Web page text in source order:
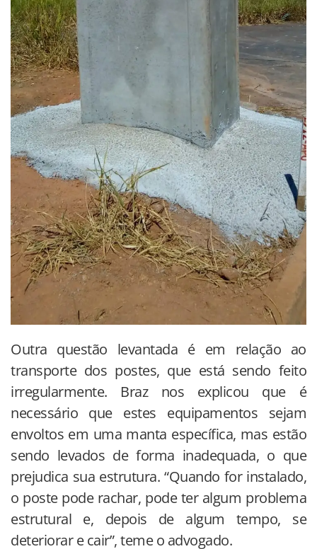
Outra questão levantada é em relação ao
transporte dos postes, que está sendo feito
irregularmente. Braz nos explicou que é
necessário que estes equipamentos sejam
envoltos em uma manta específica, mas estão
sendo levados de forma inadequada, o que
prejudica sua estrutura. “Quando for instalado,
o poste pode rachar, pode ter algum problema
estrutural e, depois de algum tempo, se
deteriorar e cair”, teme o advogado.